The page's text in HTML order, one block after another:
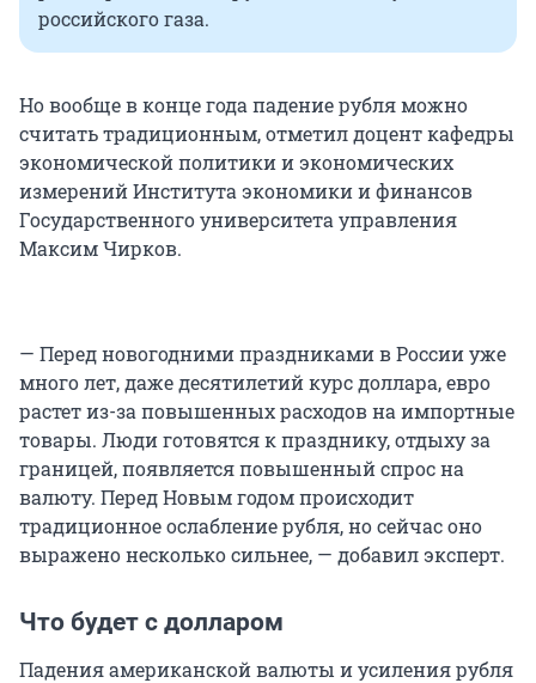
российского газа.
Но вообще в конце года падение рубля можно
считать традиционным, отметил доцент кафедры
экономической политики и экономических
измерений Института экономики и финансов
Государственного университета управления
Максим Чирков.
— Перед новогодними праздниками в России уже
много лет, даже десятилетий курс доллара, евро
растет из-за повышенных расходов на импортные
товары. Люди готовятся к празднику, отдыху за
границей, появляется повышенный спрос на
валюту. Перед Новым годом происходит
традиционное ослабление рубля, но сейчас оно
выражено несколько сильнее, — добавил эксперт.
Что будет с долларом
Падения американской валюты и усиления рубля